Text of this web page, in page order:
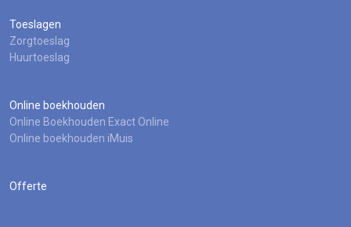
Toeslagen
Zorgtoeslag
Huurtoeslag
Online boekhouden
Online Boekhouden Exact Online
Online boekhouden iMuis
Offerte